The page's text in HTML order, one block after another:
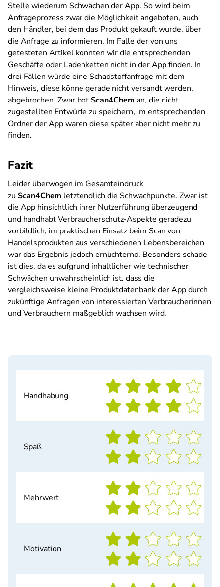
Stelle wiederum Schwächen der App. So wird beim
Anfrageprozess zwar die Möglichkeit angeboten, auch
den Händler, bei dem das Produkt gekauft wurde, über
die Anfrage zu informieren. Im Falle der von uns
getesteten Artikel konnten wir die entsprechenden
Geschäfte oder Ladenketten nicht in der App finden. In
drei Fällen würde eine Schadstoffanfrage mit dem
Hinweis, diese könne gerade nicht versandt werden,
abgebrochen. Zwar botScan4Chem an, die nicht
zugestellten Entwürfe zu speichern, im entsprechenden
Ordner der App waren diese später aber nicht mehr zu
finden.
Fazit
Leider überwogen im Gesamteindruck
zu Scan4Chem letztendlich die Schwachpunkte. Zwar ist
die App hinsichtlich ihrer Nutzerführung überzeugend
und handhabt Verbraucherschutz-Aspekte geradezu
vorbildlich, im praktischen Einsatz beim Scan von
Handelsprodukten aus verschiedenen Lebensbereichen
war das Ergebnis jedoch ernüchternd. Besonders schade
ist dies, da es aufgrund inhaltlicher wie technischer
Schwächen unwahrscheinlich ist, dass die
vergleichsweise kleine Produktdatenbank der App durch
zukünftige Anfragen von interessierten Verbraucherinnen
und Verbrauchern maßgeblich wachsen wird.
Handhabung
Spaß
Mehrwert
Motivation